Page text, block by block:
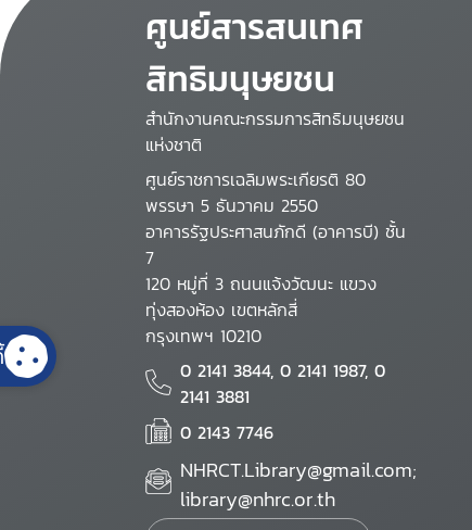
ศูนย์สารสนเทศ
สิทธิมนุษยชน
สำนักงานคณะกรรมการสิทธิมนุษยชน
แห่งชาติ
ศูนย์ราชการเฉลิมพระเกียรติ 80
พรรษา 5 ธันวาคม 2550
อาคารรัฐประศาสนภักดี (อาคารบี) ชั้น
7
120 หมู่ที่ 3 ถนนแจ้งวัฒนะ แขวง
ทุ่งสองห้อง เขตหลักสี่
กรุงเทพฯ 10210
0 2141 3844, 0 2141 1987, 0
2141 3881
0 2143 7746
NHRCT.Library@gmail.com;
library@nhrc.or.th